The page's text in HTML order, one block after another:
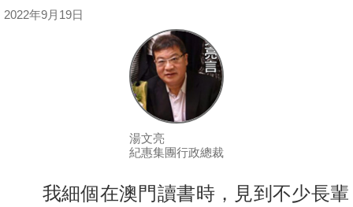
谷
2022年9月19日
湯文亮
紀惠集團行政總裁
我細個在澳門讀書時，見到不少長輩